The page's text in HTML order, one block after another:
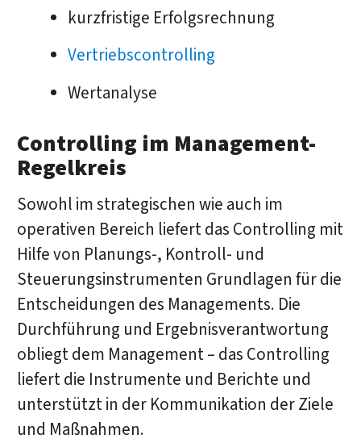
kurzfristige Erfolgsrechnung
Vertriebscontrolling
Wertanalyse
Controlling im Management-
Regelkreis
Sowohl im strategischen wie auch im
operativen Bereich liefert das Controlling mit
Hilfe von Planungs-, Kontroll- und
Steuerungsinstrumenten Grundlagen für die
Entscheidungen des Managements. Die
Durchführung und Ergebnisverantwortung
obliegt dem Management – das Controlling
liefert die Instrumente und Berichte und
unterstützt in der Kommunikation der Ziele
und Maßnahmen.